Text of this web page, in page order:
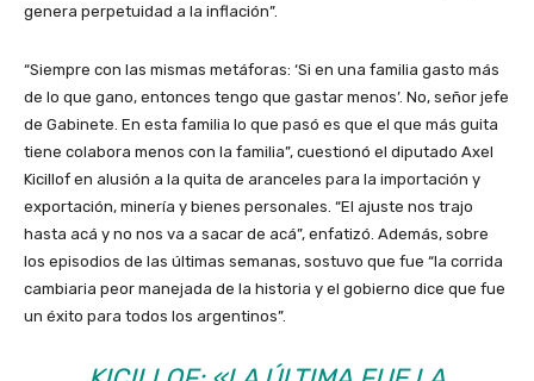
genera perpetuidad a la inflación”.
“Siempre con las mismas metáforas: ‘Si en una familia gasto más
de lo que gano, entonces tengo que gastar menos’. No, señor jefe
de Gabinete. En esta familia lo que pasó es que el que más guita
tiene colabora menos con la familia”, cuestionó el diputado Axel
Kicillof en alusión a la quita de aranceles para la importación y
exportación, minería y bienes personales. “El ajuste nos trajo
hasta acá y no nos va a sacar de acá”, enfatizó. Además, sobre
los episodios de las últimas semanas, sostuvo que fue “la corrida
cambiaria peor manejada de la historia y el gobierno dice que fue
un éxito para todos los argentinos”.